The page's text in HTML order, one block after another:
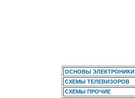
ОСНОВЫ ЭЛЕКТРОНИКИ
СХЕМЫ ТЕЛЕВИЗОРОВ
СХЕМЫ ПРОЧИЕ